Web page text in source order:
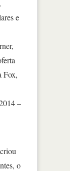
e
Fox,
–
o